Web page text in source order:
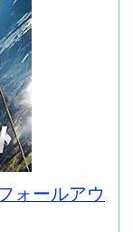
ォールアウ